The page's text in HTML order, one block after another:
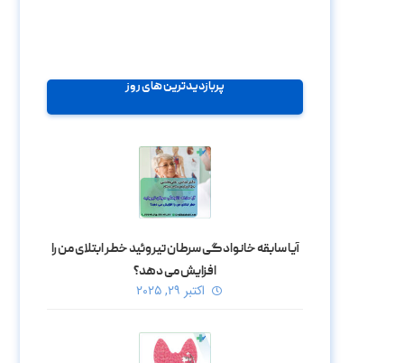
پربازدیدترین های روز
آیا سابقه خانوادگی سرطان تیروئید خطر ابتلای من را
افزایش می‌ دهد؟
اکتبر ۲۹, ۲۰۲۵